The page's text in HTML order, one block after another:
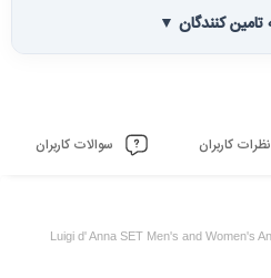
کنندگان ▼
نظرات کاربران سوالات کاربران
Luigi d' Anna SET Men's and Women's